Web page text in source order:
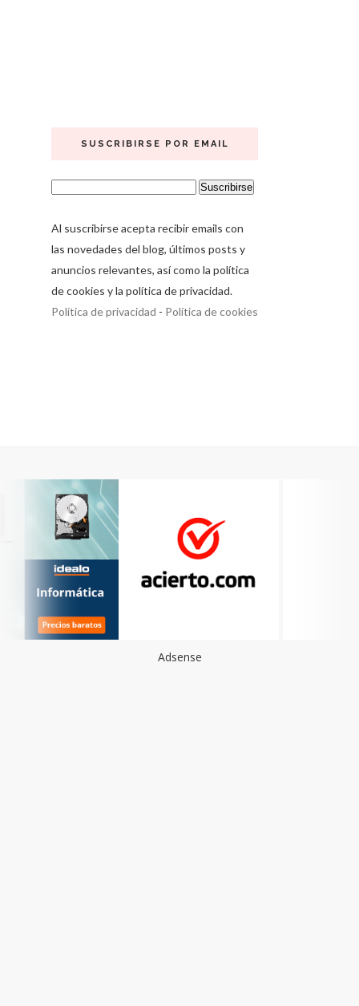
SUSCRIBIRSE POR EMAIL
Al suscribirse acepta recibir emails con
las novedades del blog, últimos posts y
anuncios relevantes, así como la política
de cookies y la política de privacidad.
Política de privacidad - Política de cookies
Adsense